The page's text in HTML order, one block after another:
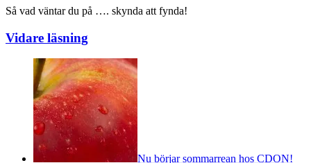
Så vad väntar du på …. skynda att fynda!
Vidare läsning
Nu börjar sommarrean hos CDON!